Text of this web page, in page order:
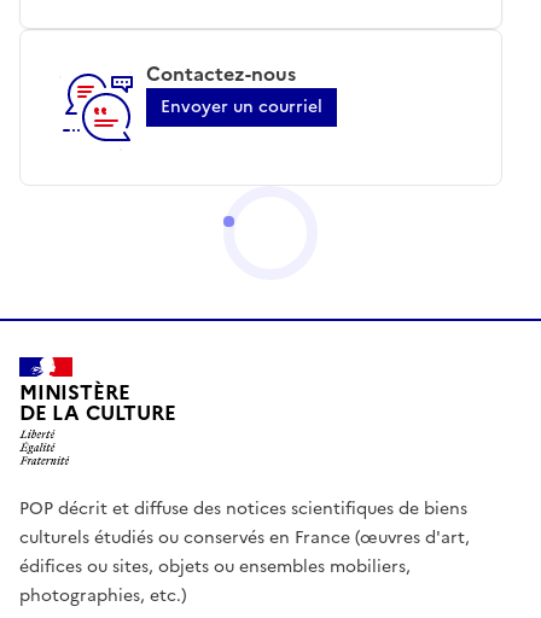
Contactez-nous
Envoyer un courriel
MINISTÈRE
DE LA CULTURE
POP décrit et diffuse des notices scientifiques de biens
culturels étudiés ou conservés en France (œuvres d'art,
édifices ou sites, objets ou ensembles mobiliers,
photographies, etc.)